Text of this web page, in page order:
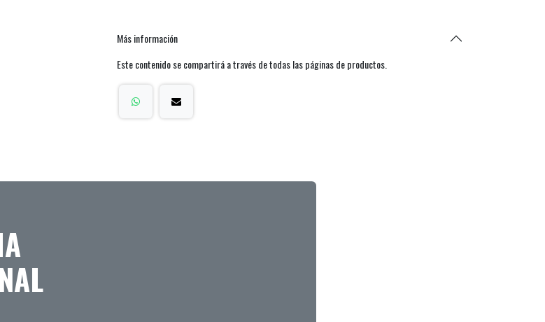
Más información
Este contenido se compartirá a través de todas las páginas de productos.